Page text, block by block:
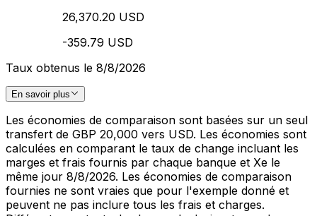
26,370.20 USD
-359.79 USD
Taux obtenus le 8/8/2026
En savoir plus
Les économies de comparaison sont basées sur un seul
transfert de GBP 20,000 vers USD. Les économies sont
calculées en comparant le taux de change incluant les
marges et frais fournis par chaque banque et Xe le
même jour 8/8/2026. Les économies de comparaison
fournies ne sont vraies que pour l'exemple donné et
peuvent ne pas inclure tous les frais et charges.